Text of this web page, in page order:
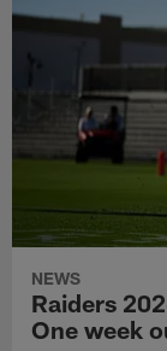
NEWS
Raiders
One week